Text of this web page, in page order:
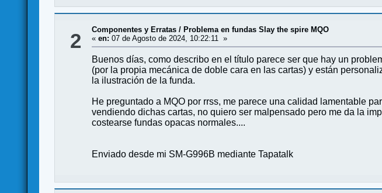
2 Componentes y Erratas / Problema en fundas Slay the spire MQO
«en: 07 de Agosto de 2024, 10:22:11 »
Buenos días, como describo en el título parece ser que hay un
(por la propia mecánica de doble cara en las cartas) y están
la ilustración de la funda.
He preguntado a MQO por rrss, me parece una calidad lamentable
vendiendo dichas cartas, no quiero ser malpensado pero me da la
costearse fundas opacas normales....
Enviado desde mi SM-G996B mediante Tapatalk